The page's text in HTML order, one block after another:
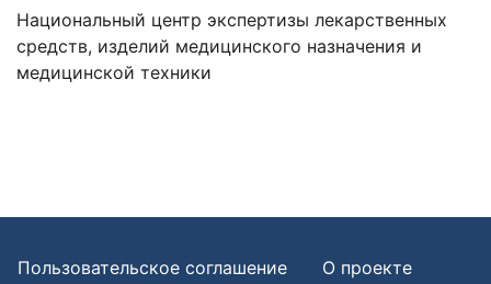
Национальный центр экспертизы лекарственных
средств, изделий медицинского назначения и
медицинской техники
Пользовательское соглашение
О проекте